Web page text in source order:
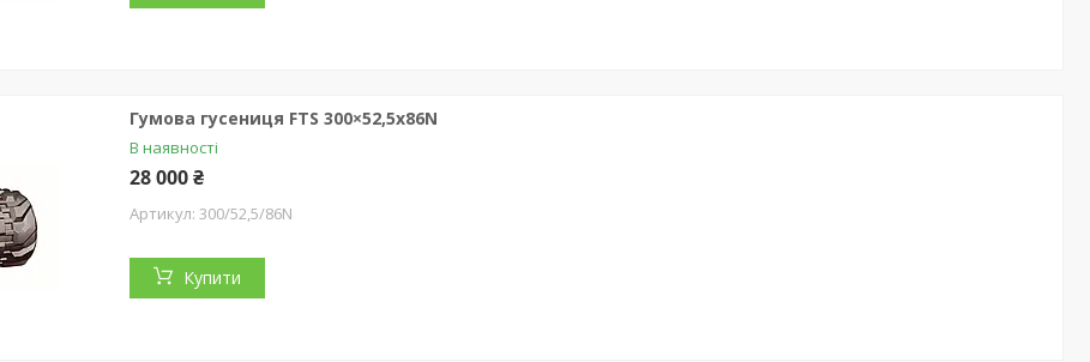
Гумова гусениця FTS 300×52,5x86N
В наявності
28 000 ₴
300/52,5/86N
Купити